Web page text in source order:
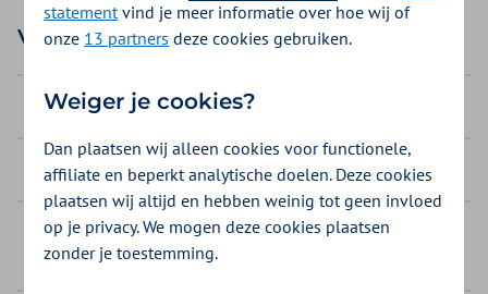
Vragen & antwoorden
Welke indicaties zijn er voor het ELV?
Welke zorg valt onder de ELV-zorg?
Wie is hoofdbehandelaar bij laag en hoog
complexe zorg?
statementvind je meer informatie over hoe wij of
onze 13 partners deze cookies gebruiken.
Weiger je cookies?
Dan plaatsen wij alleen cookies voor functionele,
affiliate en beperkt analytische doelen. Deze cookies
plaatsen wij altijd en hebben weinig tot geen invloed
op je privacy. We mogen deze cookies plaatsen
zonder je toestemming.